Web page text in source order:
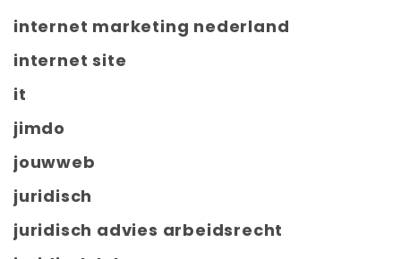
internet marketing nederland
internet site
it
jimdo
jouwweb
juridisch
juridisch advies arbeidsrecht